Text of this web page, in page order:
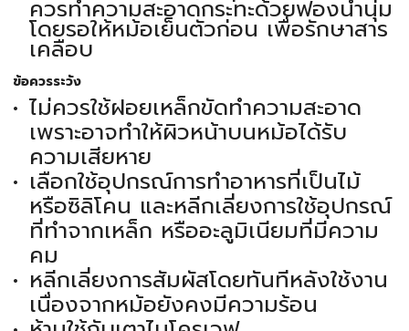
ควรทำความสะอาดกระทะด้วยฟองน้ำนุ่ม
โดยรอให้หม้อเย็นตัวก่อน เพื่อรักษาสาร
เคลือบ
ข้อควรระวัง
ไม่ควรใช้ฝอยเหล็กขัดทำความสะอาด
เพราะอาจทำให้ผิวหน้าบนหม้อได้รับ
ความเสียหาย
เลือกใช้อุปกรณ์การทำอาหารที่เป็นไม้
หรือซิลิโคน และหลีกเลี่ยงการใช้อุปกรณ์
ที่ทำจากเหล็ก หรืออะลูมิเนียมที่มีความ
คม
หลีกเลี่ยงการสัมผัสโดยทันทีหลังใช้งาน
เนื่องจากหม้อยังคงมีความร้อน